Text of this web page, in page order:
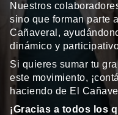
Nuestros
sino que forman parte
Cañaveral,
dinámico y
Si quieres sumar tu
este movimiento,
haciendo de El
¡Gracias a todos los